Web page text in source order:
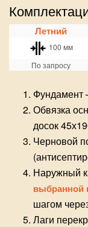
Летний
100 мм
По запросу
Фундамент
Обвязка
досок
Черновой
Наружный
выбранной
шагом
Лаги